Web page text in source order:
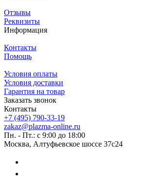
Отзывы
Реквизиты
Информация
Контакты
Помощь
Условия оплаты
Условия доставки
Гарантия на товар
Заказать звонок
Контакты
+7 (495) 790-33-19
zakaz@plazma-online.ru
Пн. - Пт.: с 9:00 до 18:00
Москва, Алтуфьевское шоссе 37с24